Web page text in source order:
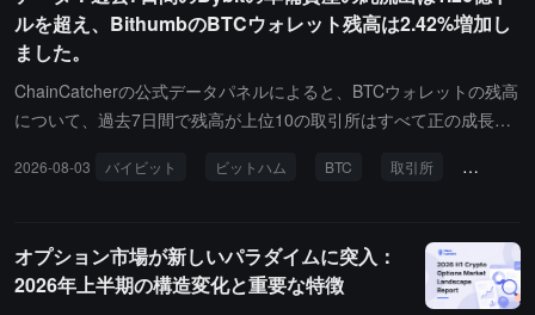
Bybit Payments が担当し、デジタル資産業務は Bybit EU GmbH が
担当すると述べています。Bybit Payments は EMI フレームワーク
に基づいて、ピアツーピア送金、オープンバンキング機能、商業ソ
リューション、カードプラン、および強力な顧客認証ツールを導入
融機関や支払い処理業者との直接的な協力を支援すると述べていま
ルを超え、BithumbのBTCウォレット残高は2.42%増加し
ました。
ChainCatcherの公式データパネルによると、BTCウォレットの残高
について、過去7日間で残高が上位10の取引所はすべて正の成長ま
く、2.42%に達しました。取引所の資産透明性証明に関して、純流
最も多く、3.82億ドルが流入し、Gate（+2.55億ドル）とOKX（+2.
33億ドル）が続いています。
2026-08-03 バイビット ビットハム BTC 取引所 データ
オプション市場が新しいパラダイムに突入：
2026年上半期の構造変化と重要な特徴